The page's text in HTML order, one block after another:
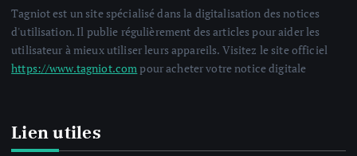
Tagniot est un site spécialisé dans la digitalisation des notices
d'utilisation. Il publie régulièrement des articles pour aider les
utilisateur à mieux utiliser leurs appareils. Visitez le site officiel
https://www.tagniot.com pour acheter votre notice digitale
Lien utiles